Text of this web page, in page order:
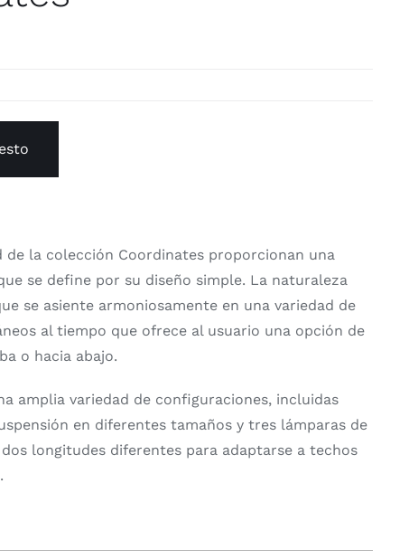
de la colección Coordinates proporcionan una
se define por su diseño simple. La naturaleza
se asiente armoniosamente en una variedad de
al tiempo que ofrece al usuario una opción de
o hacia abajo.
amplia variedad de configuraciones, incluidas
en diferentes tamaños y tres lámparas de
longitudes diferentes para adaptarse a techos